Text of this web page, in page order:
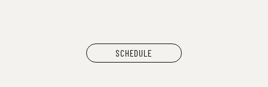
SCHEDULE